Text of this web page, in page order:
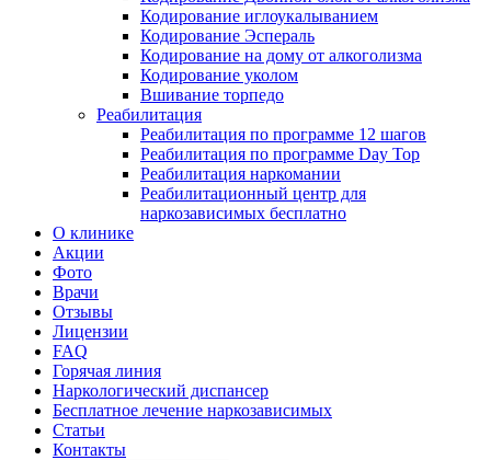
Кодирование иглоукалыванием
Кодирование Эспераль
Кодирование на дому от алкоголизма
Кодирование уколом
Вшивание торпедо
Реабилитация
Реабилитация по программе 12 шагов
Реабилитация по программе Day Top
Реабилитация наркомании
Реабилитационный центр для
наркозависимых бесплатно
О клинике
Акции
Фото
Врачи
Отзывы
Лицензии
FAQ
Горячая линия
Наркологический диспансер
Бесплатное лечение наркозависимых
Статьи
Контакты